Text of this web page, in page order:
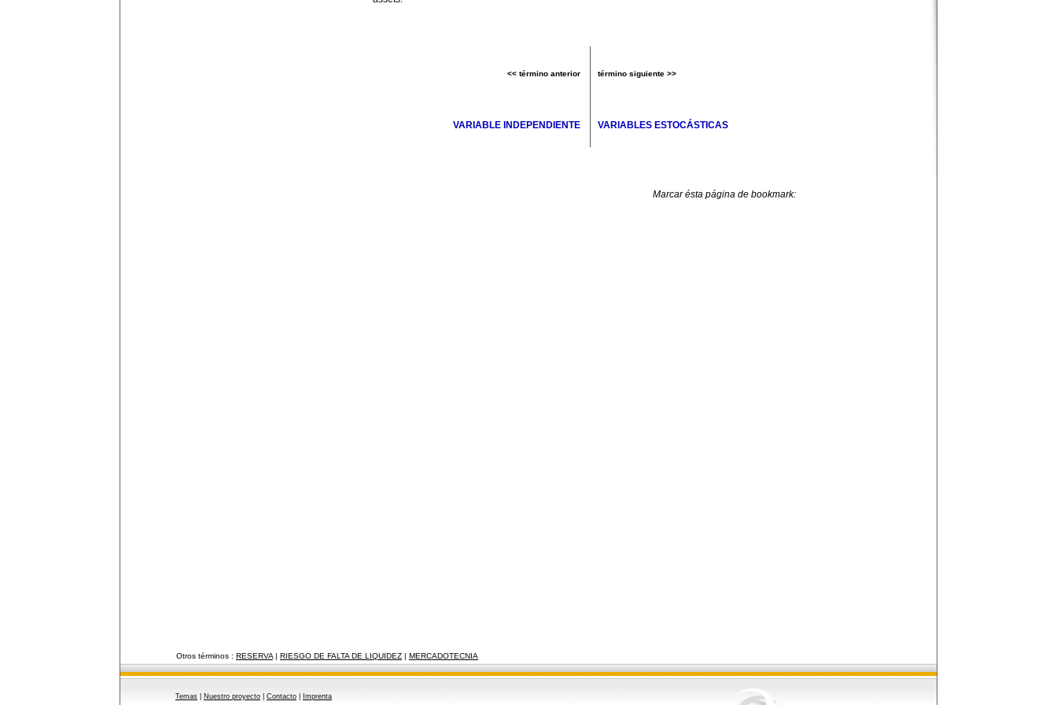
<< término anterior término siguiente >>
VARIABLE INDEPENDIENTE VARIABLES ESTOCÁSTICAS
Marcar ésta página de bookmark:
Otros términos : RESERVA | RIESGO DE FALTA DE LIQUIDEZ | MERCADOTECNIA
Temas Nuestro proyecto Contacto Imprenta